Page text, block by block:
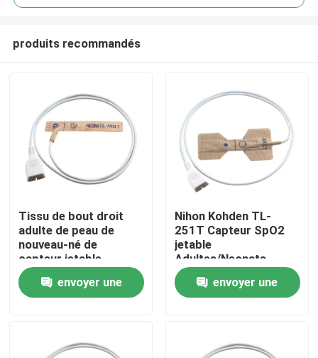
Produits
Au sujet de nous
Visite d'usine
produits recommandés
Tissu de bout droit
adulte de peau de
nouveau-né de
capteur jetable
d'oxymètre de Nihon
Kohden TL-253T
envoyer une
Nihon Kohden TL-
251T Capteur SpO2
jetable
Adultes/Neonats
Tissu non tissé SpO2
jetable envoyer une